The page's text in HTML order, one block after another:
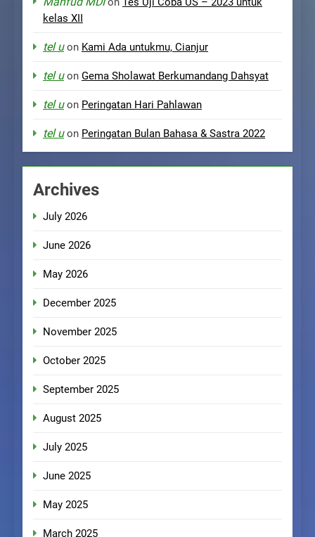
kelas XII
tel uon Kami Ada untukmu, Cianjur
tel uon Gema Sholawat Berkumandang Dahsyat
tel uon Peringatan Hari Pahlawan
tel uon Peringatan Bulan Bahasa & Sastra 2022
Archives
July 2026
June 2026
May 2026
December 2025
November 2025
October 2025
September 2025
August 2025
July 2025
June 2025
May 2025
March 2025